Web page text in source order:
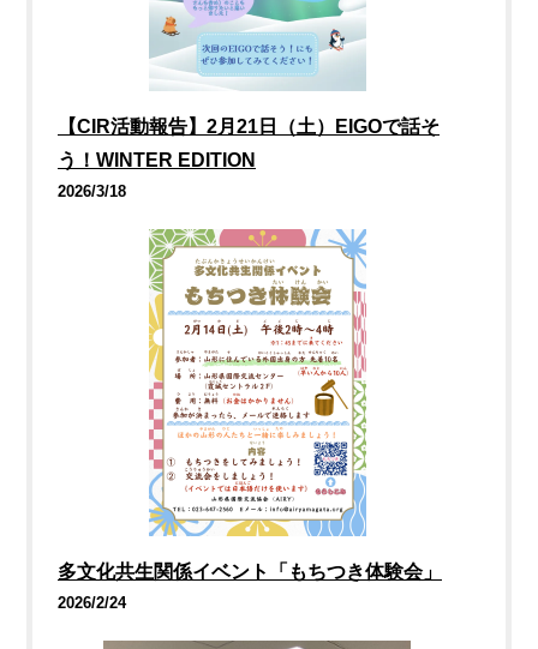
【CIR活動報告】2月21日（土）EIGOで話そ
う！WINTER EDITION
2026/3/18
多文化共生関係イベント「もちつき体験会」
2026/2/24